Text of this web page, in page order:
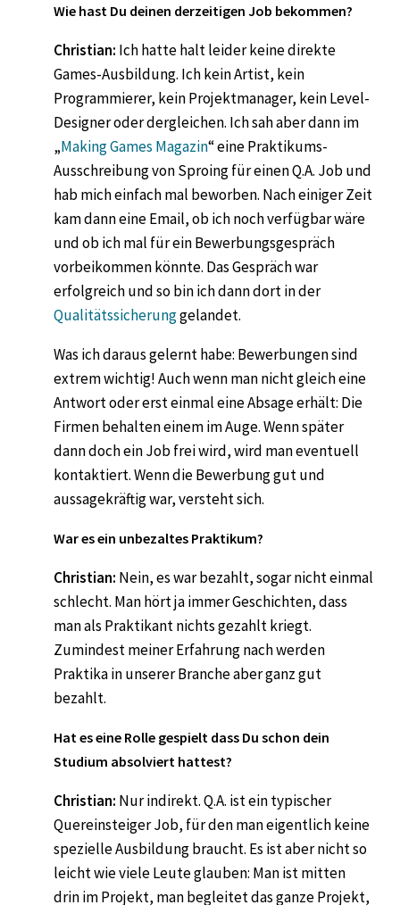
Wie hast Du deinen derzeitigen Job bekommen?
Christian: Ich hatte halt leider keine direkte
Games-Ausbildung. Ich kein Artist, kein
Programmierer, kein Projektmanager, kein Level-
Designer oder dergleichen. Ich sah aber dann im
„Making Games Magazin“ eine Praktikums-
Ausschreibung von Sproing für einen Q.A. Job und
hab mich einfach mal beworben. Nach einiger Zeit
kam dann eine Email, ob ich noch verfügbar wäre
und ob ich mal für ein Bewerbungsgespräch
vorbeikommen könnte. Das Gespräch war
erfolgreich und so bin ich dann dort in der
Qualitätssicherunggelandet.
Was ich daraus gelernt habe: Bewerbungen sind
extrem wichtig! Auch wenn man nicht gleich eine
Antwort oder erst einmal eine Absage erhält: Die
Firmen behalten einem im Auge. Wenn später
dann doch ein Job frei wird, wird man eventuell
kontaktiert. Wenn die Bewerbung gut und
aussagekräftig war, versteht sich.
War es ein unbezaltes Praktikum?
Christian: Nein, es war bezahlt, sogar nicht einmal
schlecht. Man hört ja immer Geschichten, dass
man als Praktikant nichts gezahlt kriegt.
Zumindest meiner Erfahrung nach werden
Praktika in unserer Branche aber ganz gut
bezahlt.
Hat es eine Rolle gespielt dass Du schon dein
Studium absolviert hattest?
Christian: Nur indirekt. Q.A. ist ein typischer
Quereinsteiger Job, für den man eigentlich keine
spezielle Ausbildung braucht. Es ist aber nicht so
leicht wie viele Leute glauben: Man ist mitten
drin im Projekt, man begleitet das ganze Projekt,